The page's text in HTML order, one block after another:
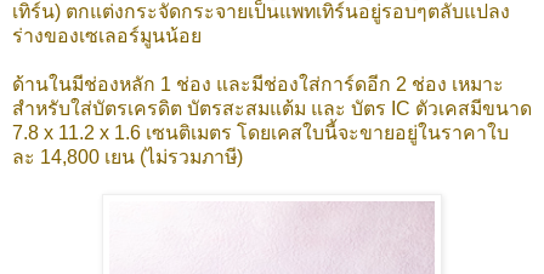
เทิร์น) ตกแต่งกระจัดกระจายเป็นแพทเทิร์นอยู่รอบๆตลับแปลง
ร่างของเซเลอร์มูนน้อย
ด้านในมีช่องหลัก 1 ช่อง และมีช่องใส่การ์ดอีก 2 ช่อง เหมาะ
สำหรับใส่บัตรเครดิต บัตรสะสมแต้ม และ บัตร IC ตัวเคสมีขนาด
7.8 x 11.2 x 1.6 เซนติเมตร โดยเคสใบนี้จะขายอยู่ในราคาใบ
ละ 14,800 เยน (ไม่รวมภาษี)